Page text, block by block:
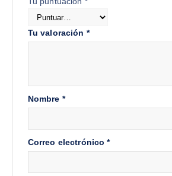
Tu valoración *
Nombre *
Correo electrónico*